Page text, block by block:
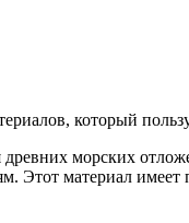
который
древних морских
материал имеет